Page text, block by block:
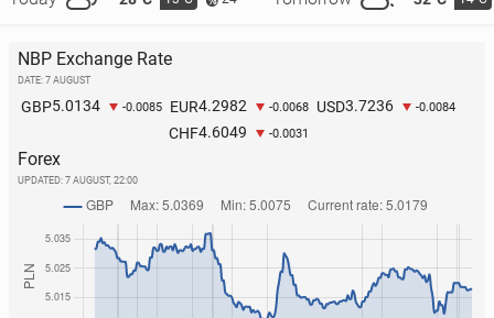
NBP Exchange Rate
DATE: 7 AUGUST
GBP5.0134 -0.0085 EUR4.2982 -0.0068 USD3.7236 -0.0084
CHF4.6049 -0.0031
Forex
UPDATED: 7 AUGUST, 22:00